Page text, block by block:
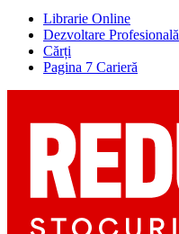
Librarie Online
Dezvoltare Profesională
Cărți
Pagina 7 Carieră